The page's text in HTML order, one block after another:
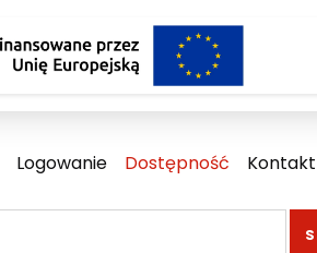
Logowanie Dostępność Kontakt